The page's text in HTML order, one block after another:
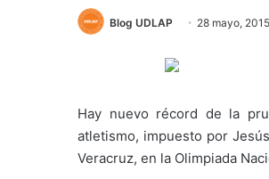
Blog UDLAP 28 mayo, 2015
Hay nuevo récord de la
atletismo, impuesto por
Veracruz, en la Olimpiada